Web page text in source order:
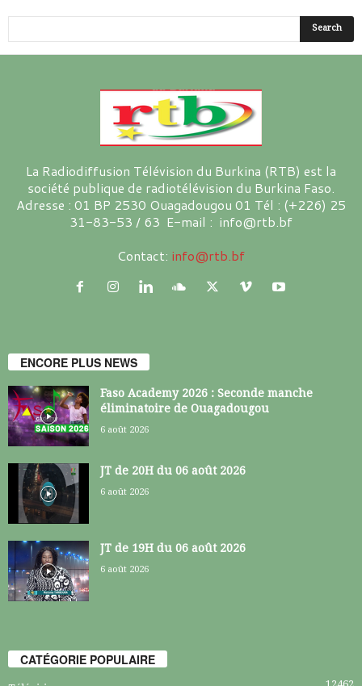
La Radiodiffusion Télévision du Burkina (RTB) est la
société publique de radiotélévision du Burkina Faso.
Adresse : 01 BP 2530 Ouagadougou 01 Tél : (+226) 25
31-83-53 / 63 E-mail : info@rtb.bf
Contact: info@rtb.bf
ENCORE PLUS NEWS
Faso Academy 2026 : Seconde manche
éliminatoire de Ouagadougou
6 août 2026
JT de 20H du 06 août 2026
6 août 2026
JT de 19H du 06 août 2026
6 août 2026
CATÉGORIE POPULAIRE